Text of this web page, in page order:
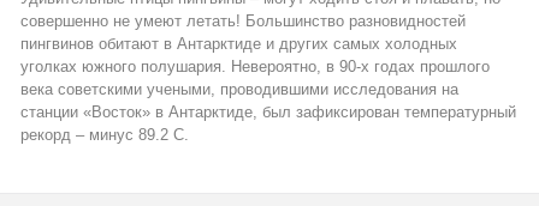
совершенно не умеют летать! Большинство разновидностей
пингвинов обитают в Антарктиде и других самых холодных
уголках южного полушария. Невероятно, в 90-х годах прошлого
века советскими учеными, проводившими исследования на
станции «Восток» в Антарктиде, был зафиксирован температурный
рекорд – минус 89.2 С.